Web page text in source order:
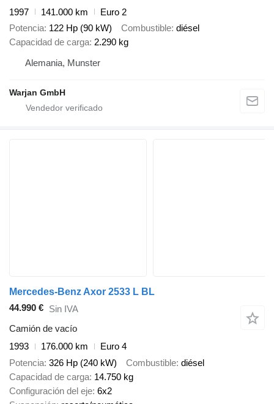
1997
141.000 km
Euro 2
Potencia 122 Hp (90 kW) Combustible diésel
Capacidad de carga 2.290 kg
Alemania, Munster
Warjan GmbH
Mercedes-Benz Axor 2533 L BL
44.990 € Sin IVA
Camión de vacío
1993
176.000 km
Euro 4
Potencia 326 Hp (240 kW) Combustible diésel
Capacidad de carga 14.750 kg
Configuración del eje 6x2